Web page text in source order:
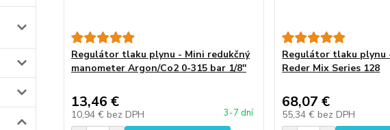
Regulátor tlaku plynu - Mini redukčný
manometer Argon/Co2 0-315 bar 1/8''
13,46 €
10,94 € bez DPH 3-7 dní
Regulátor tlaku plynu
Reder Mix Series 128
68,07 €
55,34 € bez DPH